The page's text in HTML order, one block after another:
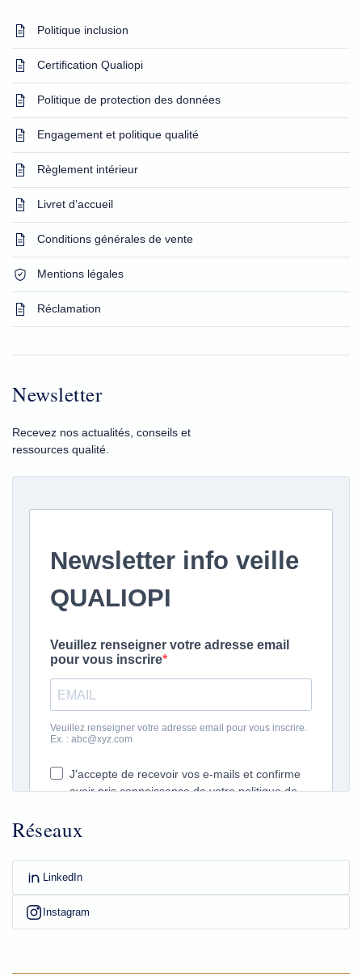
Politique inclusion
Certification Qualiopi
Politique de protection des données
Engagement et politique qualité
Règlement intérieur
Livret d’accueil
Conditions générales de vente
Mentions légales
Réclamation
Newsletter
Recevez nos actualités, conseils et
ressources qualité.
Réseaux
LinkedIn
Instagram